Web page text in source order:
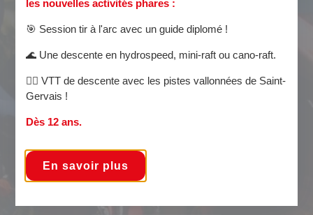
Lerafting
Lestage eaux vives
N'attendez plus pour réserver vos activités cet été à
les nouvelles activités phares :
🎯 Session tir à l'arc avec un guide diplomé !
🌊 Une descente en hydrospeed, mini-raft ou cano-raft.
🚵‍♀️ VTT de descente avec les pistes vallonnées de Saint-
Gervais !
Dès 12 ans.
En savoir plus